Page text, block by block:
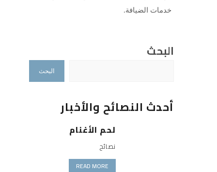
خدمات الضيافة.
البحث
البحث
أحدث النصائح والأخبار
لحم الأغنام
نصائح
READ MORE